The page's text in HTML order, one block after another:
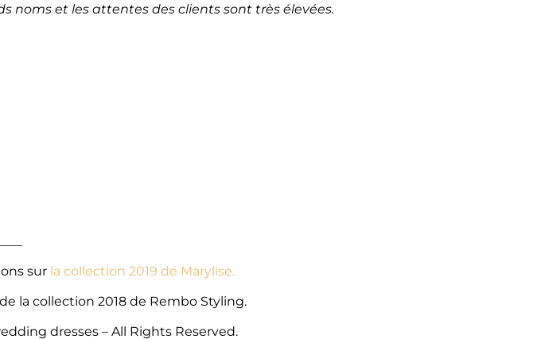
noms et les attentes des clients sont très élevées.
sur la collection 2019 de Marylise.
la collection 2018 de Rembo Styling.
dresses – All Rights Reserved.